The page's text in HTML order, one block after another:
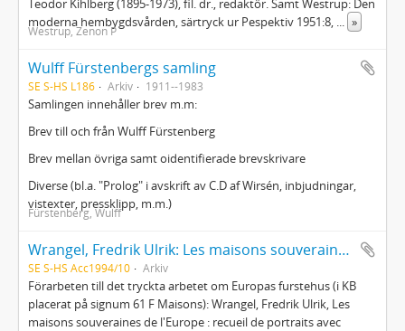
Teodor Kihlberg (1895-1973), fil. dr., redaktör. Samt Westrup: Den
moderna hembygdsvården, särtryck ur Pespektiv 1951:8, ... »
Westrup, Zenon P
Wulff Fürstenbergs samling
SE S-HS L186 Arkiv 1911--1983
Samlingen innehåller brev m.m:
Brev till och från Wulff Fürstenberg
Brev mellan övriga samt oidentifierade brevskrivare
Diverse (bl.a. "Prolog" i avskrift av C.D af Wirsén, inbjudningar,
vistexter, pressklipp, m.m.)
Fürstenberg, Wulff
Wrangel, Fredrik Ulrik: Les maisons souveraines de l'Europe : Lettres et commandes
SE S-HS Acc1994/10 Arkiv
Förarbeten till det tryckta arbetet om Europas furstehus (i KB
placerat på signum 61 F Maisons): Wrangel, Fredrik Ulrik, Les
maisons souveraines de l'Europe : recueil de portraits avec